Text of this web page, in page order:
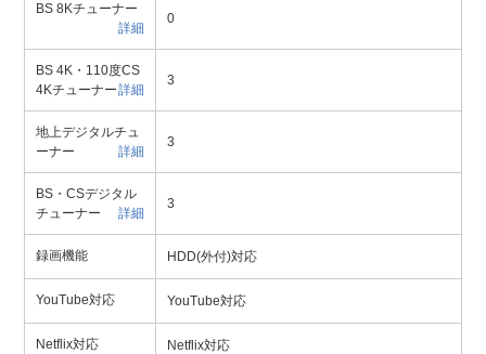
BS 8Kチューナー
詳細
0
BS 4K・110度CS
4Kチューナー詳細
3
地上デジタルチュ
ーナー
詳細
3
BS・CSデジタル
チューナー
詳細
3
録画機能 HDD(外付)対応
YouTube対応 YouTube対応
Netflix対応 Netflix対応